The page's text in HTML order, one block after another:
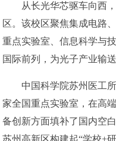
从长光华芯驱车向西，
区。该校区聚焦集成电路
重点实验室、信息科学与
国际前列，为光子产业输
中国科学院苏州医工所
家全国重点实验室，在高
备创新方面填补了国内空
苏州高新区构建起“学校+